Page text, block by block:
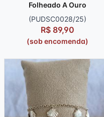
Folheado A Ouro
(PUDSC0028/25)
R$ 89,90
(sob encomenda)